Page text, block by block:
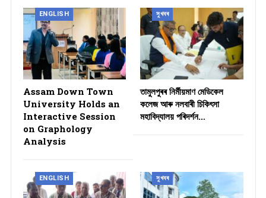
ENGLISH
Assam Down Town
University Holds an
Interactive Session
on Graphology
Analysis
সুখবৰ
তামুলপুৰৰ নিৰ্মীয়মাণ মেডিকেল
কলেজ আৰু নলবাৰী চিকিৎসা
মহাবিদ্যালয় পৰিদৰ্শন…
ENGLISH সুখবৰ